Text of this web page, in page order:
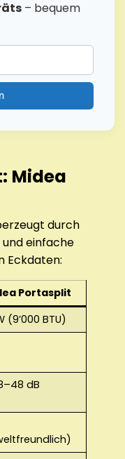
– bequem
Midea
durch
einfache
Eckdaten:
Portasplit
(9’000 BTU)
dB